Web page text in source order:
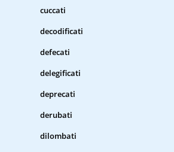
cuccati
decodificati
defecati
delegificati
deprecati
derubati
dilombati